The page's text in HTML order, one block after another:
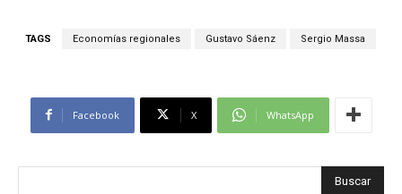
TAGS Economías regionales Gustavo Sáenz Sergio Massa
Facebook X WhatsApp